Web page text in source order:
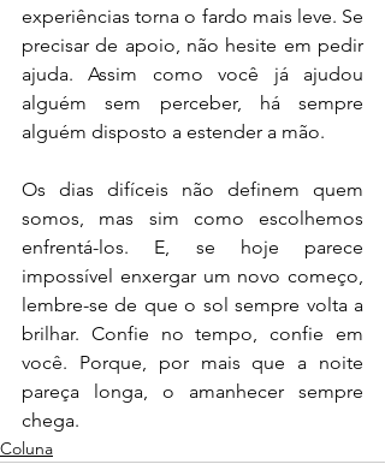
experiências torna o fardo mais leve. Se
precisar de apoio, não hesite em pedir
ajuda. Assim como você já ajudou
alguém sem perceber, há sempre
alguém disposto a estender a mão.
Os dias difíceis não definem quem
somos, mas sim como escolhemos
enfrentá-los. E, se hoje parece
impossível enxergar um novo começo,
lembre-se de que o sol sempre volta a
brilhar. Confie no tempo, confie em
você. Porque, por mais que a noite
pareça longa, o amanhecer sempre
chega.
Coluna